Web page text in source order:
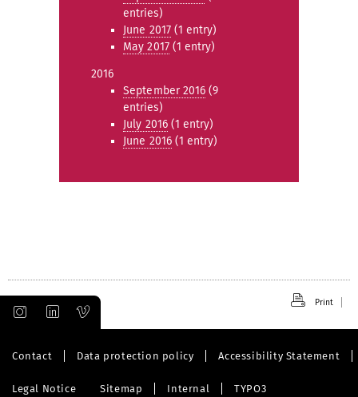
entries)
June 2017(1 entry)
May 2017(1 entry)
2016
September 2016 (9
entries)
July 2016(1 entry)
June 2016(1 entry)
Print
Contact Data protection policy Accessibility Statement
Legal Notice Sitemap Internal TYPO3